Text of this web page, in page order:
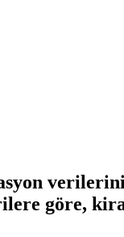
verilerini
göre,